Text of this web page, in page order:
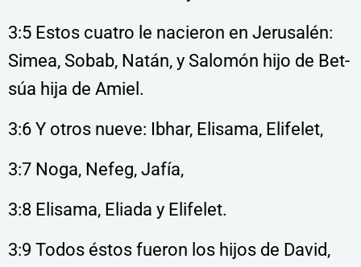
3:5 Estos cuatro le nacieron en Jerusalén:
Simea, Sobab, Natán, y Salomón hijo de Bet-
súa hija de Amiel.
3:6 Y otros nueve: Ibhar, Elisama, Elifelet,
3:7 Noga, Nefeg, Jafía,
3:8 Elisama, Eliada y Elifelet.
3:9 Todos éstos fueron los hijos de David,